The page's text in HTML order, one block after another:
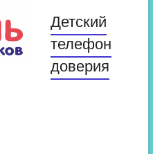
Детский
телефон
доверия